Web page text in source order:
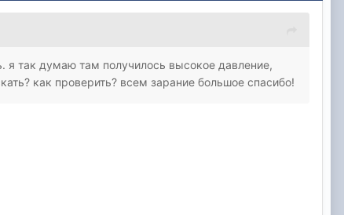
я так думаю там получилось высокое давление,
как проверить? всем зарание большое спасибо!